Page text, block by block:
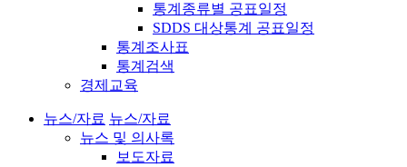
통계종류별 공표일정
SDDS 대상통계 공표일정
통계조사표
통계검색
경제교육
뉴스/자료 뉴스/자료
뉴스 및 의사록
보도자료